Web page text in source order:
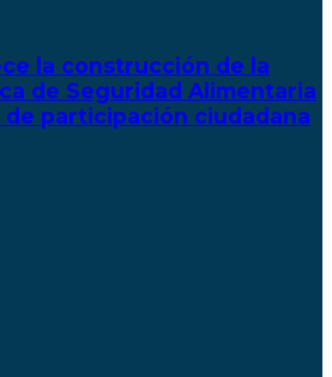
la construcción de la
de Seguridad Alimentaria
de participación ciudadana